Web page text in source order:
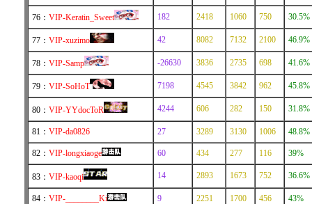
76： VIP-Keratin_Sweet 182 2418 1060 750 30.5%
77： VIP-xuzimo 42 8082 7132 2100 46.9%
78： VIP-Samp -26630 3836 2735 698 41.6%
79： VIP-SoHoT 7198 4545 3842 962 45.8%
80： VIP-YYdocToR 4244 606 282 150 31.8%
81： VIP-da0826 27 3289 3130 1006 48.8%
82： VIP-longxiaoge 60 434 277 116 39%
83： VIP-kaoqi 14 2893 1673 752 36.6%
84： VIP-________Ki 9 2251 1700 456 43%